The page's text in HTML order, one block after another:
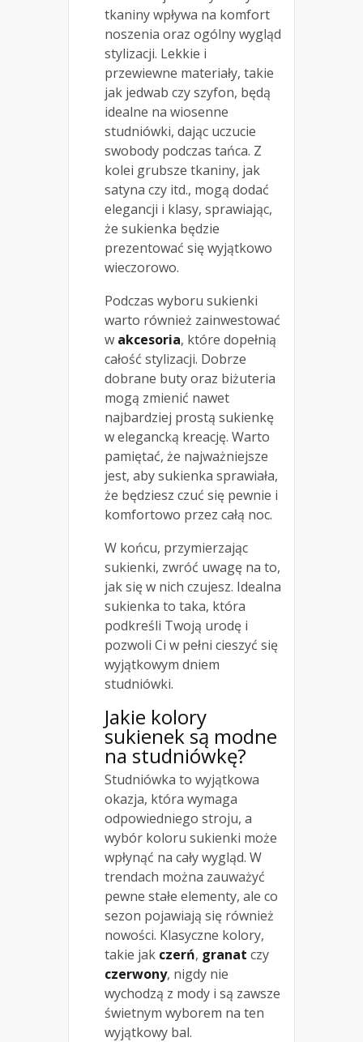
tkaniny wpływa na komfort
noszenia oraz ogólny wygląd
stylizacji. Lekkie i
przewiewne materiały, takie
jak jedwab czy szyfon, będą
idealne na wiosenne
studniówki, dając uczucie
swobody podczas tańca. Z
kolei grubsze tkaniny, jak
satyna czy itd., mogą dodać
elegancji i klasy, sprawiając,
że sukienka będzie
prezentować się wyjątkowo
wieczorowo.
Podczas wyboru sukienki
warto również zainwestować
w akcesoria, które dopełnią
całość stylizacji. Dobrze
dobrane buty oraz biżuteria
mogą zmienić nawet
najbardziej prostą sukienkę
w elegancką kreację. Warto
pamiętać, że najważniejsze
jest, aby sukienka sprawiała,
że będziesz czuć się pewnie i
komfortowo przez całą noc.
W końcu, przymierzając
sukienki, zwróć uwagę na to,
jak się w nich czujesz. Idealna
sukienka to taka, która
podkreśli Twoją urodę i
pozwoli Ci w pełni cieszyć się
wyjątkowym dniem
studniówki.
Jakie kolory
sukienek są modne
na studniówkę?
Studniówka to wyjątkowa
okazja, która wymaga
odpowiedniego stroju, a
wybór koloru sukienki może
wpłynąć na cały wygląd. W
trendach można zauważyć
pewne stałe elementy, ale co
sezon pojawiają się również
nowości. Klasyczne kolory,
takie jak czerń, granat czy
czerwony, nigdy nie
wychodzą z mody i są zawsze
świetnym wyborem na ten
wyjątkowy bal.